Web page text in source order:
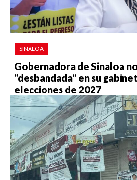
SINALOA
Gobernadora de Sinaloa
“desbandada” en su
elecciones de 2027